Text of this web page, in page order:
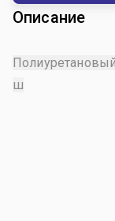
Описание
ш